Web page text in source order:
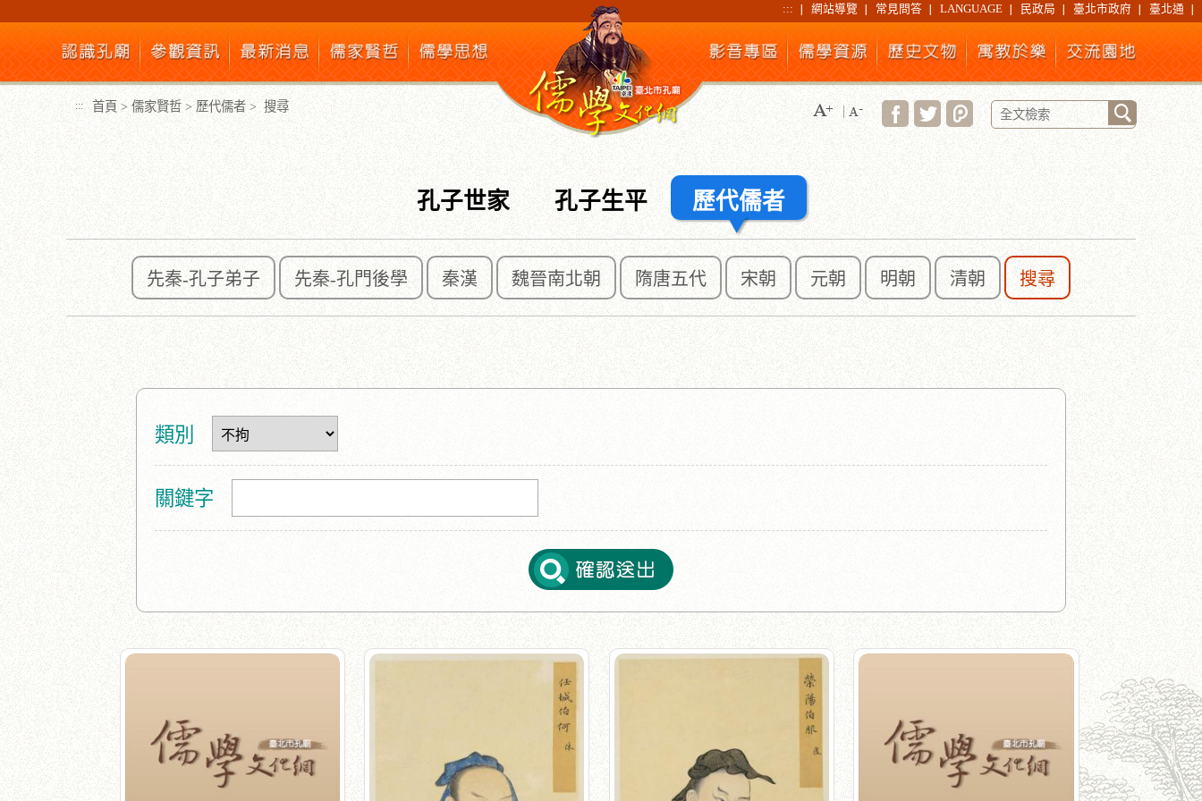
主
要
內
容
區
塊
::: 網站導覽 常見問答 LANGUAGE 民政局 臺北市政府 臺北通
::: 首頁 > 儒家賢哲 > 歷代儒者 > 搜尋
孔子世家 孔子生平 歷代儒者
先秦-孔子弟子 先秦-孔門後學 秦漢 魏晉南北朝 隋唐五代 宋朝 元朝 明朝 清朝 搜尋
:::
類別
關鍵字